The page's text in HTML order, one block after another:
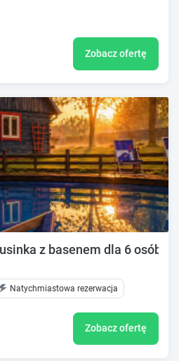
Zobacz ofertę
z basenem dla 6 osób
Natychmiastowa rezerwacja
Zobacz ofertę